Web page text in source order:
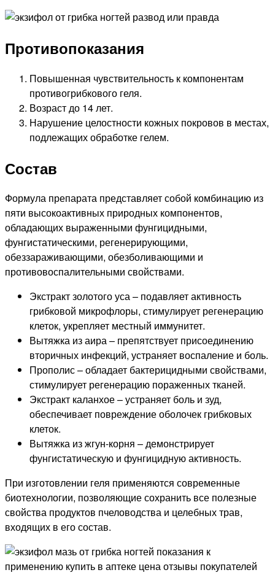
Противопоказания
Повышенная чувствительность к компонентам
противогрибкового геля.
Возраст до 14 лет.
Нарушение целостности кожных покровов в местах,
подлежащих обработке гелем.
Состав
Формула препарата представляет собой комбинацию из
пяти высокоактивных природных компонентов,
обладающих выраженными фунгицидными,
фунгистатическими, регенерирующими,
обеззараживающими, обезболивающими и
противовоспалительными свойствами.
Экстракт золотого уса – подавляет активность
грибковой микрофлоры, стимулирует регенерацию
клеток, укрепляет местный иммунитет.
Вытяжка из аира – препятствует присоединению
вторичных инфекций, устраняет воспаление и боль.
Прополис – обладает бактерицидными свойствами,
стимулирует регенерацию пораженных тканей.
Экстракт каланхое – устраняет боль и зуд,
обеспечивает повреждение оболочек грибковых
клеток.
Вытяжка из жгун-корня – демонстрирует
фунгистатическую и фунгицидную активность.
При изготовлении геля применяются современные
биотехнологии, позволяющие сохранить все полезные
свойства продуктов пчеловодства и целебных трав,
входящих в его состав.